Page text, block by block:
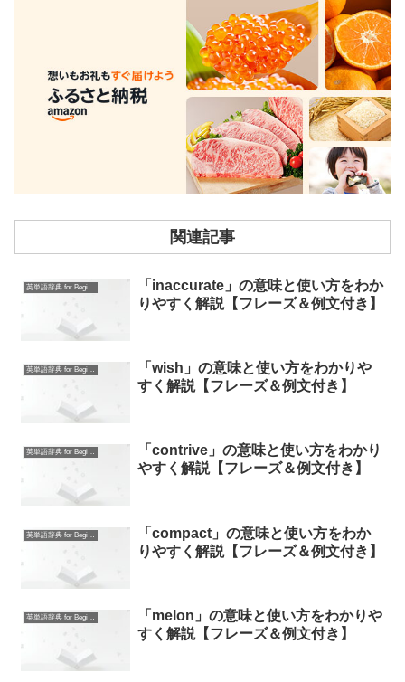
関連記事
英単語辞典 for Beginners
「inaccurate」の意味と使い方をわか
りやすく解説【フレーズ＆例文付き】
英単語辞典 for Beginners
「wish」の意味と使い方をわかりや
すく解説【フレーズ＆例文付き】
英単語辞典 for Beginners
「contrive」の意味と使い方をわかり
やすく解説【フレーズ＆例文付き】
英単語辞典 for Beginners
「compact」の意味と使い方をわか
りやすく解説【フレーズ＆例文付き】
英単語辞典 for Beginners
「melon」の意味と使い方をわかりや
すく解説【フレーズ＆例文付き】